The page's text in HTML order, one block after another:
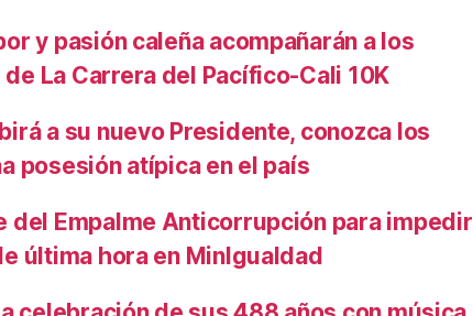
y pasión caleña acompañarán a los
La Carrera del Pacífico-Cali 10K
a su nuevo Presidente, conozca los
posesión atípica en el país
del Empalme Anticorrupción para impedir
última hora en MinIgualdad